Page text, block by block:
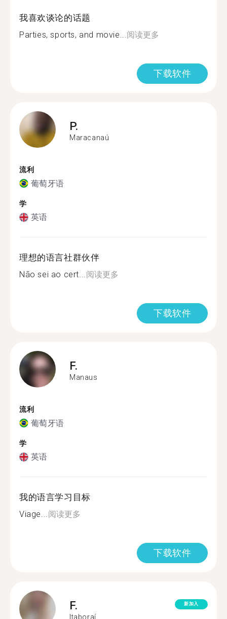
我喜欢谈论的话题
Parties, sports, and movie...阅读更多
下载软件
P.
Maracanaú
流利
葡萄牙语
学
英语
理想的语言社群伙伴
Não sei ao cert...阅读更多
下载软件
F.
Manaus
流利
葡萄牙语
学
英语
我的语言学习目标
Viage...阅读更多
下载软件
F.
Itaboraí
新加入